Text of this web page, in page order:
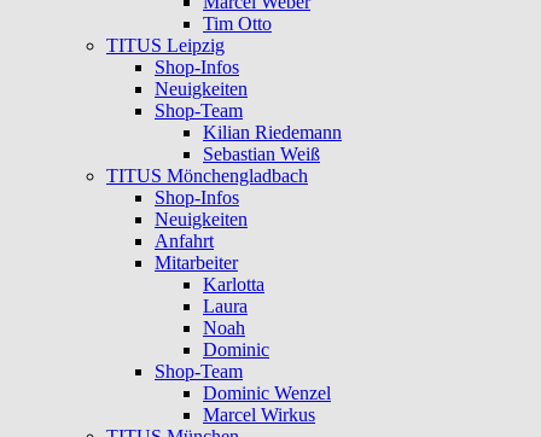
Tim Otto
TITUS Leipzig
Shop-Infos
Neuigkeiten
Shop-Team
Kilian Riedemann
Sebastian Weiß
TITUS Mönchengladbach
Shop-Infos
Neuigkeiten
Anfahrt
Mitarbeiter
Karlotta
Laura
Noah
Dominic
Shop-Team
Dominic Wenzel
Marcel Wirkus